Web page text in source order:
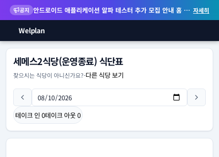
공지 안드로이드 애플리케이션 알파 테스터 추가 모집 안내 홈 화면 위젯 등 지원 자세히
Welplan
세메스2식당(운영종료) 식단표
찾으시는 식당이 아니신가요?-다른 식당 보기
테이크 인 0테이크 아웃0